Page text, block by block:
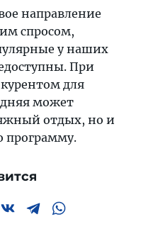
направление
спросом,
у наших
При
для
может
отдых, но и
программу.